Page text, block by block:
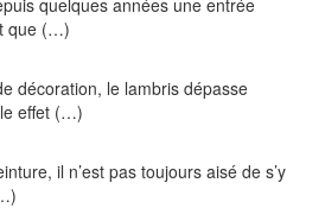
quelques années une entrée
que (…)
décoration, le lambris dépasse
effet (…)
il n’est pas toujours aisé de s’y